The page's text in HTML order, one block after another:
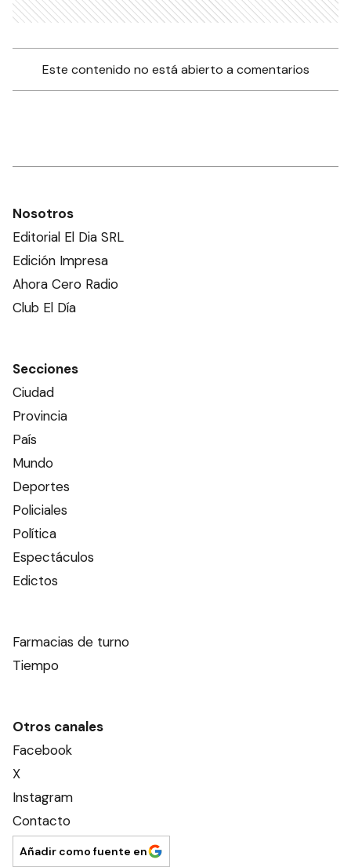
Este contenido no está abierto a comentarios
Nosotros
Editorial El Dia SRL
Edición Impresa
Ahora Cero Radio
Club El Día
Secciones
Ciudad
Provincia
País
Mundo
Deportes
Policiales
Política
Espectáculos
Edictos
Farmacias de turno
Tiempo
Otros canales
Facebook
X
Instagram
Contacto
Añadir como fuente en